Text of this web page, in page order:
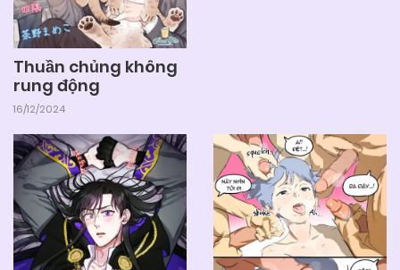
Thuần chủng không
rung động
16/12/2024